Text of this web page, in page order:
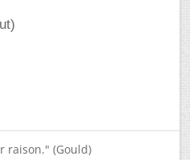
raison." (Gould)